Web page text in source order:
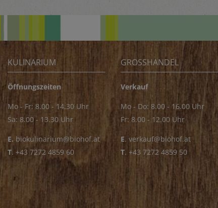
KULINARIUM
Öffnungszeiten
Mo - Fr: 8.00 - 14.30 Uhr
Sa: 8.00 - 13.30 Uhr
E. biokulinarium@biohof.at
T. +43 7272 4859 60
GROSSHANDEL
Verkauf
Mo - Do: 8.00 - 16.00 Uhr
Fr: 8.00 - 12.00 Uhr
E. verkauf@biohof.at
T. +43 7272 4859 50